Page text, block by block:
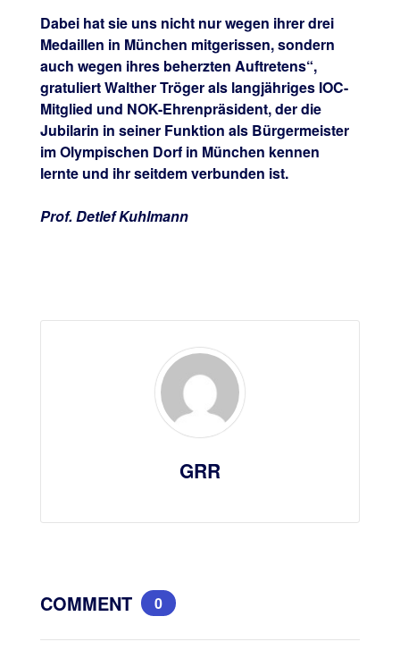
Dabei hat sie uns nicht nur wegen ihrer drei
Medaillen in München mitgerissen, sondern
auch wegen ihres beherzten Auftretens“,
gratuliert Walther Tröger als langjähriges IOC-
Mitglied und NOK-Ehrenpräsident, der die
Jubilarin in seiner Funktion als Bürgermeister
im Olympischen Dorf in München kennen
lernte und ihr seitdem verbunden ist.
Prof. Detlef Kuhlmann
GRR
COMMENT 0